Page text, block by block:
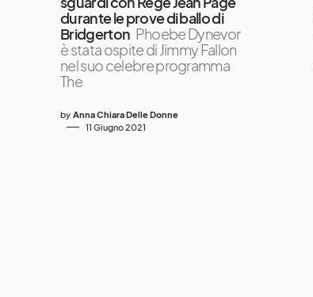
durante le prove di ballo di
Bridgerton Phoebe Dynevor
è stata ospite di Jimmy Fallon
nel suo celebre programma
The
by Anna Chiara Delle Donne
11 Giugno 2021